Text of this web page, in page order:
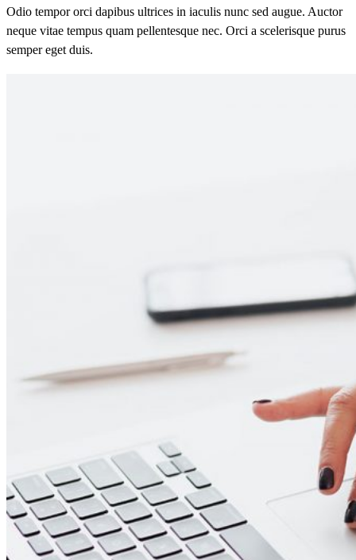
Odio tempor orci dapibus ultrices in iaculis nunc sed augue. Auctor
neque vitae tempus quam pellentesque nec. Orci a scelerisque purus
semper eget duis.